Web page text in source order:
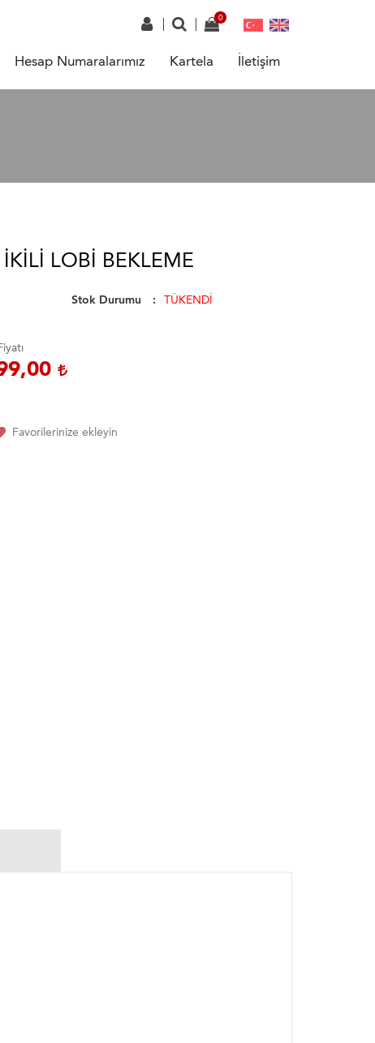
Hesap Numaralarımız Kartela İletişim
LOBI BEKLEME
Stok Durumu TÜKENDİ
Favorilerinize ekleyin